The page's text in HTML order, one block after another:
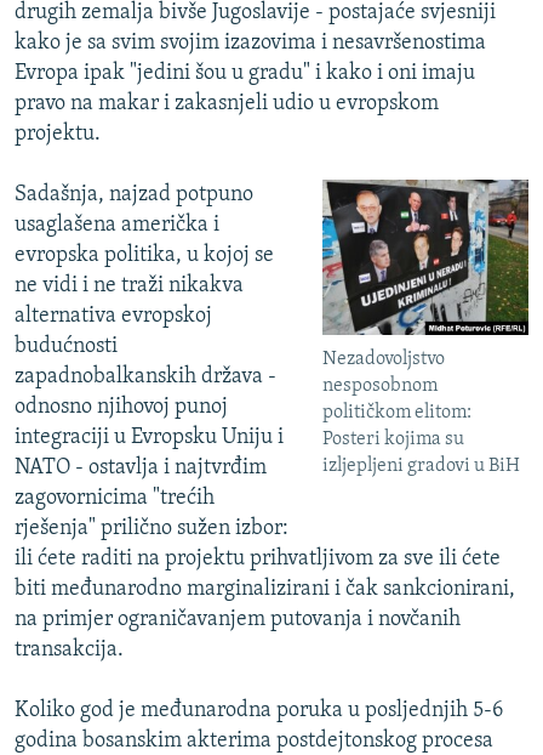
drugih zemalja bivše Jugoslavije - postajaće svjesniji
kako je sa svim svojim izazovima i nesavršenostima
Evropa ipak "jedini šou u gradu" i kako i oni imaju
pravo na makar i zakasnjeli udio u evropskom
projektu.
Nezadovoljstvo
nesposobnom
političkom elitom:
Posteri kojima su
izljepljeni gradovi u BiH
Sadašnja, najzad potpuno
usaglašena američka i
evropska politika, u kojoj se
ne vidi i ne traži nikakva
alternativa evropskoj
budućnosti
zapadnobalkanskih država -
odnosno njihovoj punoj
integraciji u Evropsku Uniju i
NATO - ostavlja i najtvrđim
zagovornicima "trećih
rješenja" prilično sužen izbor:
ili ćete raditi na projektu prihvatljivom za sve ili ćete
biti međunarodno marginalizirani i čak sankcionirani,
na primjer ograničavanjem putovanja i novčanih
transakcija.
Koliko god je međunarodna poruka u posljednjih 5-6
godina bosanskim akterima postdejtonskog procesa